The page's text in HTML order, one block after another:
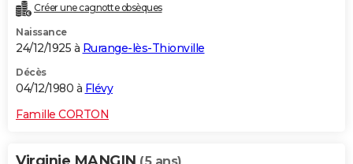
Créer une cagnotte obsèques
Naissance
24/12/1925 à Rurange-lès-Thionville
Décès
04/12/1980 à Flévy
Famille CORTON